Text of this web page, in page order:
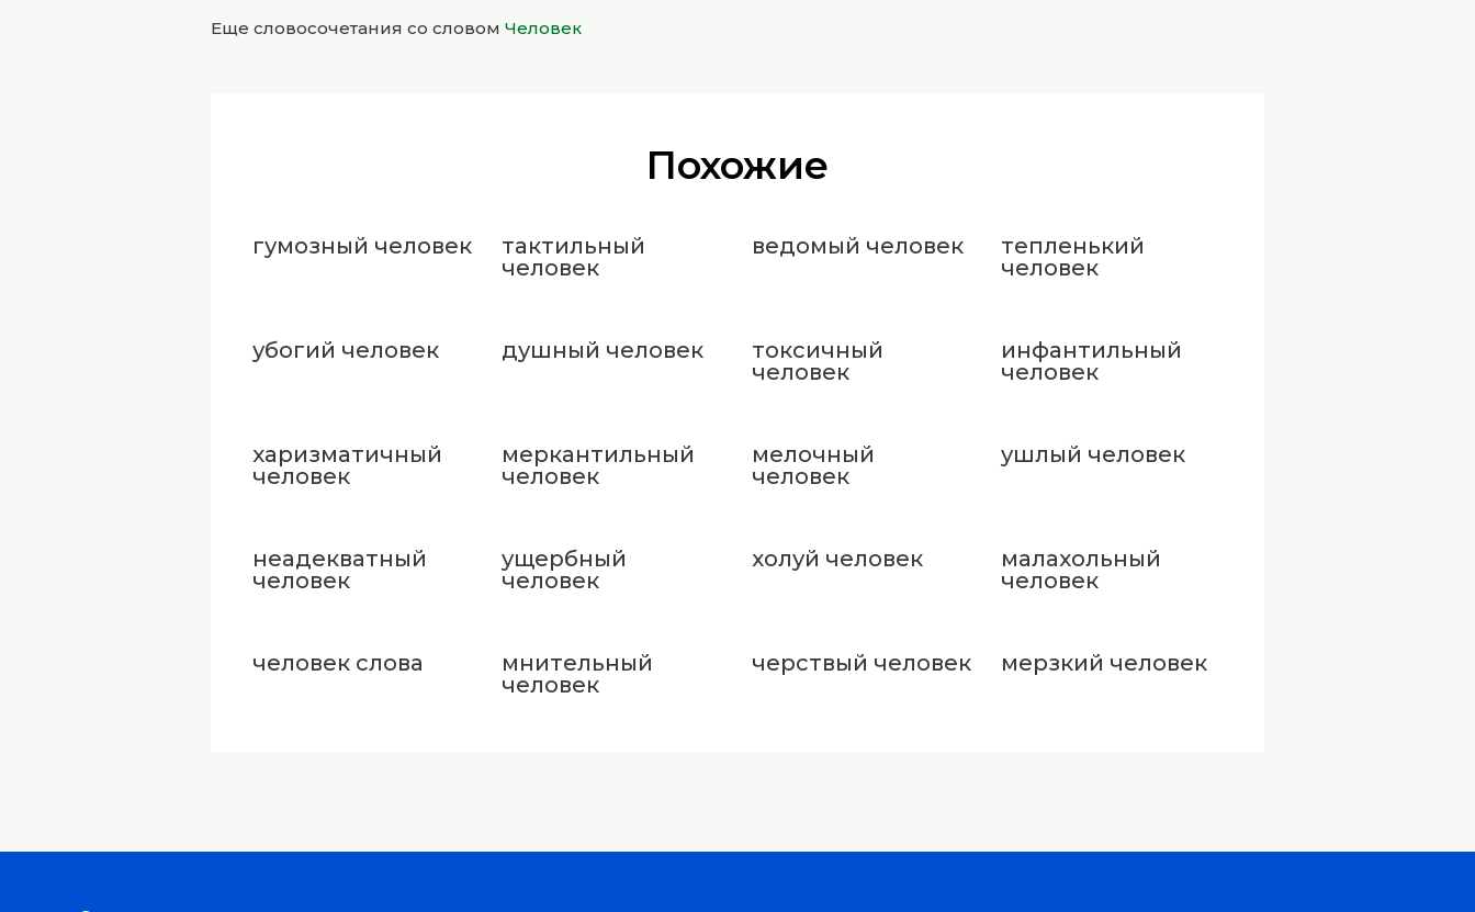
Еще словосочетания со словом Человек
Похожие
гумозный человек
тактильный
человек
ведомый человек
тепленький
человек
убогий человек душный человек
токсичный
человек
инфантильный
человек
харизматичный
человек
меркантильный
человек
мелочный
человек
ушлый человек
неадекватный
человек
ущербный
человек
холуй человек
малахольный
человек
человек слова
мнительный
человек
черствый человек мерзкий человек